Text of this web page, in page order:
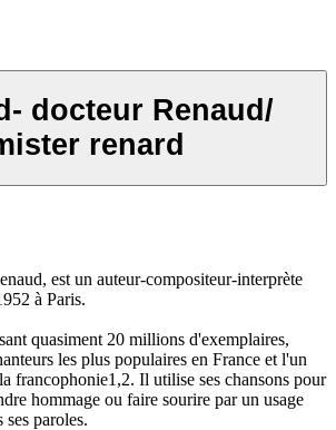
docteur Renaud/
renard
est un auteur-compositeur-interprète
à Paris.
quasiment 20 millions d'exemplaires,
les plus populaires en France et l'un
francophonie1,2. Il utilise ses chansons pour
hommage ou faire sourire par un usage
paroles.